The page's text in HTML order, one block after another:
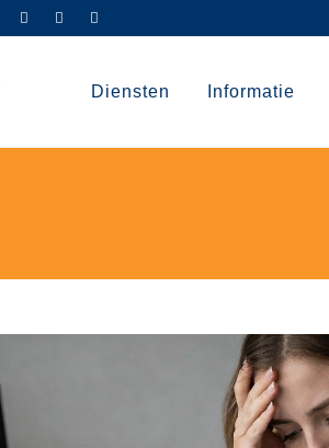
Diensten Informatie